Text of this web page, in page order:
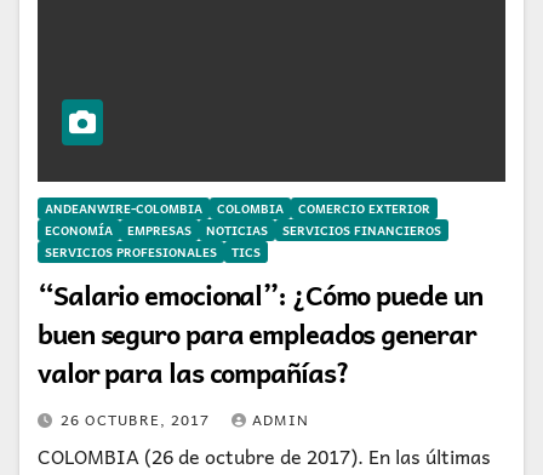
ANDEANWIRE-COLOMBIA COLOMBIA
COMERCIO EXTERIOR
ECONOMÍA
EMPRESAS NOTICIAS
SERVICIOS FINANCIEROS
SERVICIOS PROFESIONALES
TICS
“Salario emocional”: ¿Cómo puede un
buen seguro para empleados generar
valor para las compañías?
26 OCTUBRE, 2017 ADMIN
COLOMBIA (26 de octubre de 2017). En las últimas